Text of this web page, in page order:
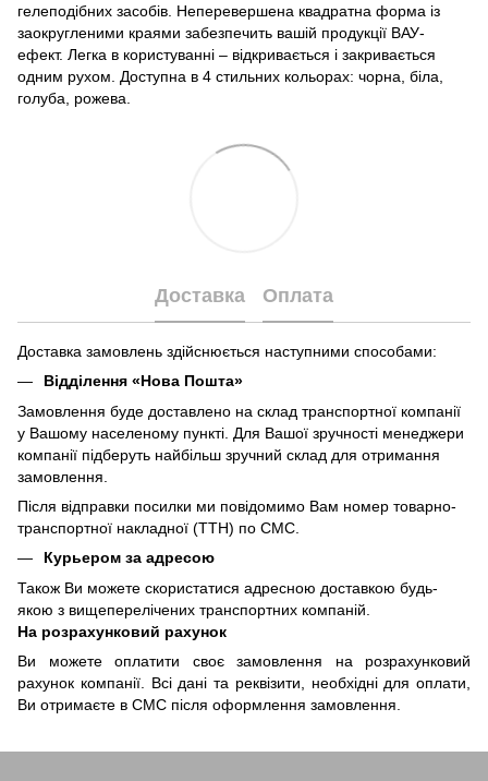
гелеподібних засобів. Неперевершена квадратна форма із
заокругленими краями забезпечить вашій продукції ВАУ-
ефект. Легка в користуванні – відкривається і закривається
одним рухом. Доступна в 4 стильних кольорах: чорна, біла,
голуба, рожева.
Доставка Оплата
Доставка замовлень здійснюється наступними способами:
Відділення «Нова Пошта»
Замовлення буде доставлено на склад транспортної компанії
у Вашому населеному пункті. Для Вашої зручності менеджери
компанії підберуть найбільш зручний склад для отримання
замовлення.
Після відправки посилки ми повідомимо Вам номер товарно-
транспортної накладної (ТТН) по СМС.
Курьером за адресою
Також Ви можете скористатися адресною доставкою будь-
якою з вищеперелічених транспортних компаній.
На розрахунковий рахунок
Ви можете оплатити своє замовлення на розрахунковий
рахунок компанії. Всі дані та реквізити, необхідні для оплати,
Ви отримаєте в СМС після оформлення замовлення.